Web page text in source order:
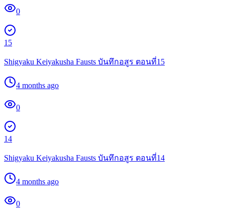
0
15
Shigyaku Keiyakusha Fausts บันทึกอสูร ตอนที่15
4 months ago
0
14
Shigyaku Keiyakusha Fausts บันทึกอสูร ตอนที่14
4 months ago
0